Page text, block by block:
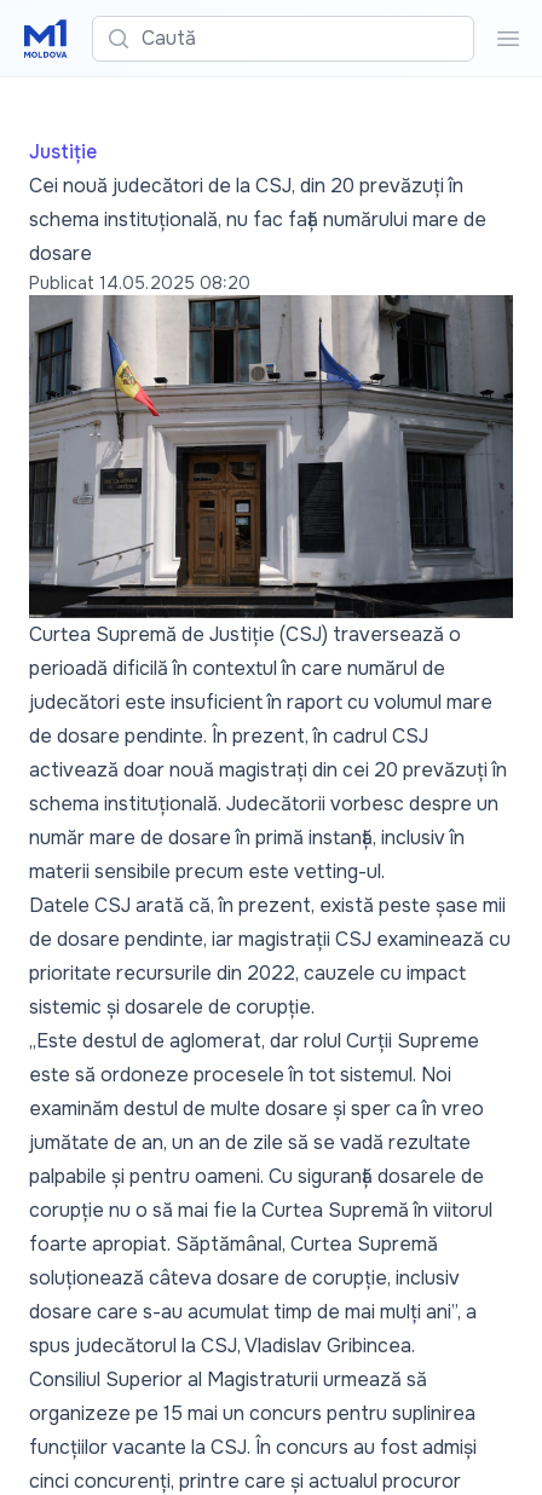
Caută
Justiție
Cei nouă judecători de la CSJ, din 20 prevăzuți în
schema instituțională, nu fac față numărului mare de
dosare
Publicat 14.05.2025 08:20
Curtea Supremă de Justiție (CSJ) traversează o
perioadă dificilă în contextul în care numărul de
judecători este insuficient în raport cu volumul mare
de dosare pendinte. În prezent, în cadrul CSJ
activează doar nouă magistrați din cei 20 prevăzuți în
schema instituțională. Judecătorii vorbesc despre un
număr mare de dosare în primă instanță, inclusiv în
materii sensibile precum este vetting-ul.
Datele CSJ arată că, în prezent, există peste șase mii
de dosare pendinte, iar magistrații CSJ examinează cu
prioritate recursurile din 2022, cauzele cu impact
sistemic și dosarele de corupție.
„Este destul de aglomerat, dar rolul Curții Supreme
este să ordoneze procesele în tot sistemul. Noi
examinăm destul de multe dosare și sper ca în vreo
jumătate de an, un an de zile să se vadă rezultate
palpabile și pentru oameni. Cu siguranță dosarele de
corupție nu o să mai fie la Curtea Supremă în viitorul
foarte apropiat. Săptămânal, Curtea Supremă
soluționează câteva dosare de corupție, inclusiv
dosare care s-au acumulat timp de mai mulți ani”, a
spus judecătorul la CSJ, Vladislav Gribincea.
Consiliul Superior al Magistraturii urmează să
organizeze pe 15 mai un concurs pentru suplinirea
funcțiilor vacante la CSJ. În concurs au fost admiși
cinci concurenți, printre care și actualul procuror